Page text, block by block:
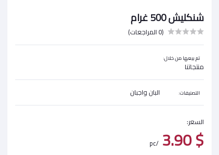
شنكليش 500 غرام
(0 المراجعات)
تم بيعها من خلال:
منتجاتنا
التصنيفات: البان واجبان
السعر:
$ 3.90
/pc